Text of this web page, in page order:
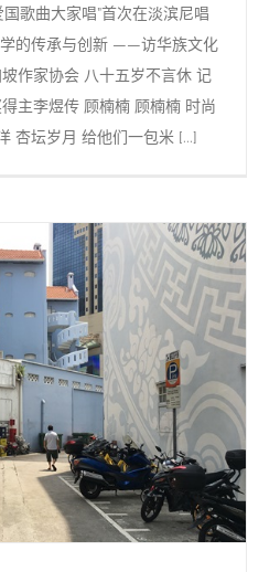
歌曲大家唱”首次在淡滨尼唱
的传承与创新 ——访华族文化
作家协会 八十五岁不言休 记
主李煜传 顾楠楠 顾楠楠 时尚
杏坛岁月 给他们一包米 [...]